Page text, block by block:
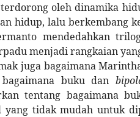
oleh dinamika
hidup, lalu berkembang
mendedahkan
menjadi rangkaian
juga bagaimana
buku dan
tentang bagaimana
yang tidak mudah untuk